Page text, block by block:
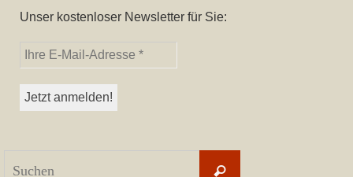
Unser kostenloser Newsletter für Sie:
Suchen